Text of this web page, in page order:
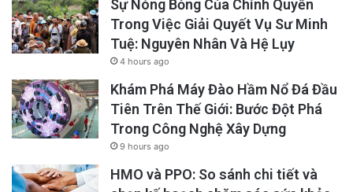
Sự Nóng Bỏng Của Chính Quyền
Trong Việc Giải Quyết Vụ Sư Minh
Tuệ: Nguyên Nhân Và Hệ Lụy
4 hours ago
Khám Phá Máy Đào Hầm Nổ Đá Đầu
Tiên Trên Thế Giới: Bước Đột Phá
Trong Công Nghệ Xây Dựng
9 hours ago
HMO và PPO: So sánh chi tiết và